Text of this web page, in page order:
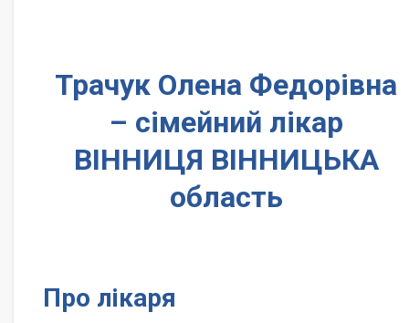
Трачук Олена Федорівна
– сімейний лікар
ВІННИЦЯ ВІННИЦЬКА
область
Про лікаря